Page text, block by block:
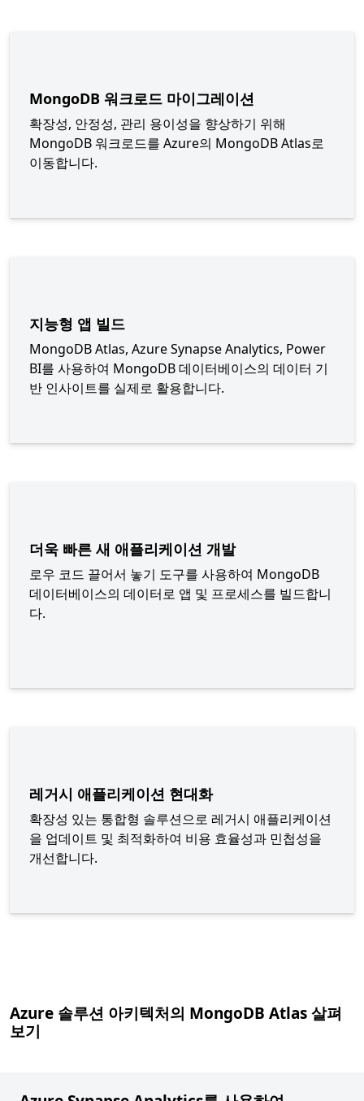
MongoDB 워크로드 마이그레이션
확장성, 안정성, 관리 용이성을 향상하기 위해
MongoDB 워크로드를 Azure의 MongoDB Atlas로
이동합니다.
지능형 앱 빌드
MongoDB Atlas, Azure Synapse Analytics, Power
BI를 사용하여 MongoDB 데이터베이스의 데이터 기
반 인사이트를 실제로 활용합니다.
더욱 빠른 새 애플리케이션 개발
로우 코드 끌어서 놓기 도구를 사용하여 MongoDB
데이터베이스의 데이터로 앱 및 프로세스를 빌드합니
다.
레거시 애플리케이션 현대화
확장성 있는 통합형 솔루션으로 레거시 애플리케이션
을 업데이트 및 최적화하여 비용 효율성과 민첩성을
개선합니다.
Azure 솔루션 아키텍처의 MongoDB Atlas 살펴
보기